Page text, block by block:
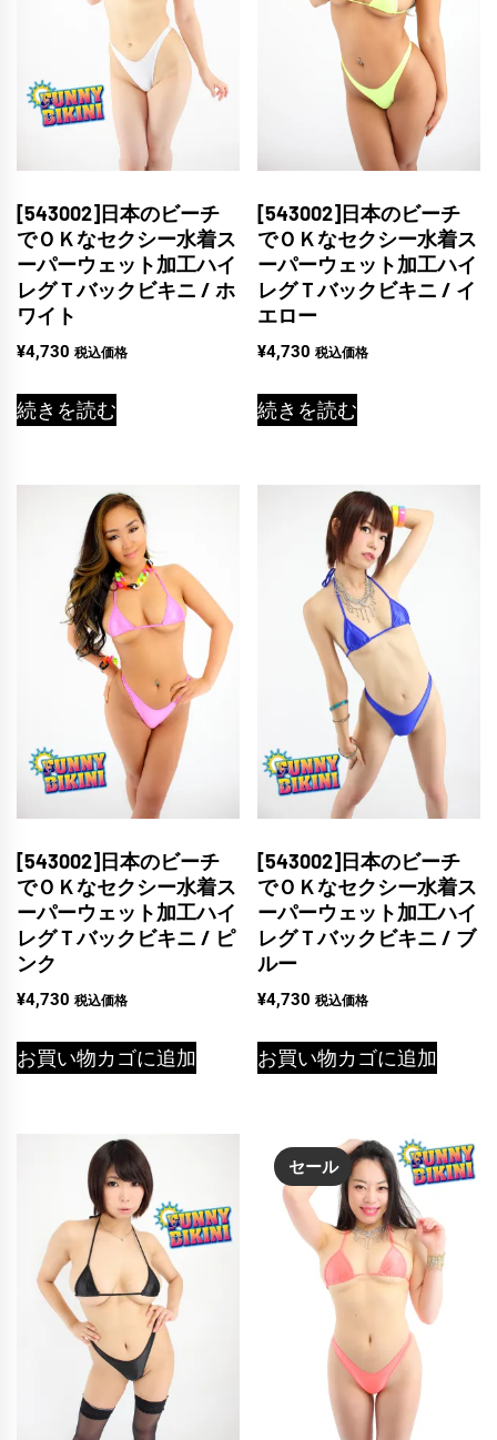
[543002]日本のビーチ
でＯＫなセクシー水着ス
ーパーウェット加工ハイ
レグＴバックビキニ / ホ
ワイト
¥4,730 税込価格
続きを読む
[543002]日本のビーチ
でＯＫなセクシー水着ス
ーパーウェット加工ハイ
レグＴバックビキニ / イ
エロー
¥4,730 税込価格
続きを読む
[543002]日本のビーチ
でＯＫなセクシー水着ス
ーパーウェット加工ハイ
レグＴバックビキニ / ピ
ンク
¥4,730 税込価格
お買い物カゴに追加
[543002]日本のビーチ
でＯＫなセクシー水着ス
ーパーウェット加工ハイ
レグＴバックビキニ / ブ
ルー
¥4,730 税込価格
お買い物カゴに追加
セール